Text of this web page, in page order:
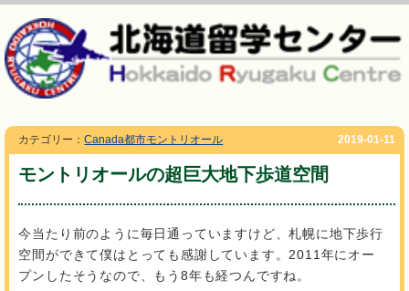
カテゴリー：Canada都市モントリオール 2019-01-11
モントリオールの超巨大地下歩道空間
今当たり前のように毎日通っていますけど、札幌に地下歩行
空間ができて僕はとっても感謝しています。2011年にオー
プンしたそうなので、もう8年も経つんですね。